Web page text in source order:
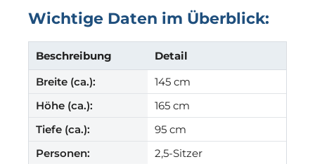
Wichtige Daten im Überblick:
Beschreibung
Detail
Breite (ca.):
145 cm
Höhe (ca.):
165 cm
Tiefe (ca.):
95 cm
Personen:
2,5-Sitzer